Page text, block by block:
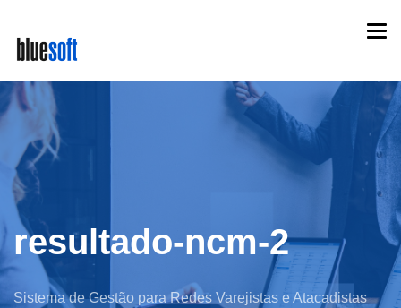
main
content
resultado-ncm-2
Sistema de Gestão para Redes Varejistas e Atacadistas